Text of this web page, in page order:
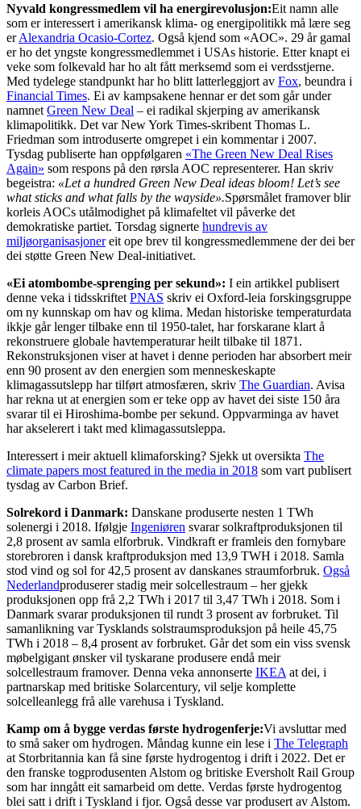
Nyvald kongressmedlem vil ha energirevolusjon:Eit namn alle
som er interessert i amerikansk klima- og energipolitikk må lære seg
erAlexandria Ocasio-Cortez. Også kjend som «AOC». 29 år gamal
er ho det yngste kongressmedlemmet i USAs historie. Etter knapt ei
veke som folkevald har ho alt fått merksemd som ei verdsstjerne.
Med tydelege standpunkt har ho blitt latterleggjort av Fox, beundra i
Financial Times. Ei av kampsakene hennar er det som går under
namnet Green New Deal – ei radikal skjerping av amerikansk
klimapolitikk. Det var New York Times-skribent Thomas L.
Friedman som introduserte omgrepet i ein kommentar i 2007.
Tysdag publiserte han oppfølgaren «The Green New Deal Rises
Again» som respons på den rørsla AOC representerer. Han skriv
begeistra: «Let a hundred Green New Deal ideas bloom! Let’s see
what sticks and what falls by the wayside».Spørsmålet framover blir
korleis AOCs utålmodighet på klimafeltet vil påverke det
demokratiske partiet. Torsdag signerte hundrevis av
miljøorganisasjonereit ope brev til kongressmedlemmene der dei ber
dei støtte Green New Deal-initiativet.
«Ei atombombe-sprenging per sekund»: I ein artikkel publisert
denne veka i tidsskriftet PNAS skriv ei Oxford-leia forskingsgruppe
om ny kunnskap om hav og klima. Medan historiske temperaturdata
ikkje går lenger tilbake enn til 1950-talet, har forskarane klart å
rekonstruere globale havtemperaturar heilt tilbake til 1871.
Rekonstruksjonen viser at havet i denne perioden har absorbert meir
enn 90 prosent av den energien som menneskeskapte
klimagassutslepp har tilført atmosfæren, skriv The Guardian. Avisa
har rekna ut at energien som er teke opp av havet dei siste 150 åra
svarar til ei Hiroshima-bombe per sekund. Oppvarminga av havet
har akselerert i takt med klimagassutsleppa.
Interessert i meir aktuell klimaforsking? Sjekk ut oversikta The
climate papers most featured in the media in 2018 som vart publisert
tysdag av Carbon Brief.
Solrekord i Danmark: Danskane produserte nesten 1 TWh
solenergi i 2018. Ifølgje Ingeniøren svarar solkraftproduksjonen til
2,8 prosent av samla elforbruk. Vindkraft er framleis den fornybare
storebroren i dansk kraftproduksjon med 13,9 TWH i 2018. Samla
stod vind og sol for 42,5 prosent av danskanes straumforbruk. Også
Nederlandproduserer stadig meir solcellestraum – her gjekk
produksjonen opp frå 2,2 TWh i 2017 til 3,47 TWh i 2018. Som i
Danmark svarar produksjonen til rundt 3 prosent av forbruket. Til
samanlikning var Tysklands solstraumsproduksjon på heile 45,75
TWh i 2018 – 8,4 prosent av forbruket. Går det som ein viss svensk
møbelgigant ønsker vil tyskarane produsere endå meir
solcellestraum framover. Denna veka annonserte IKEA at dei, i
partnarskap med britiske Solarcentury, vil selje komplette
solcelleanlegg frå alle varehusa i Tyskland.
Kamp om å bygge verdas første hydrogenferje:Vi avsluttar med
to små saker om hydrogen. Måndag kunne ein lese i The Telegraph
at Storbritannia kan få sine første hydrogentog i drift i 2022. Det er
den franske togprodusenten Alstom og britiske Eversholt Rail Group
som har inngått eit samarbeid om dette. Verdas første hydrogentog
blei satt i drift i Tyskland i fjor. Også desse var produsert av Alstom.